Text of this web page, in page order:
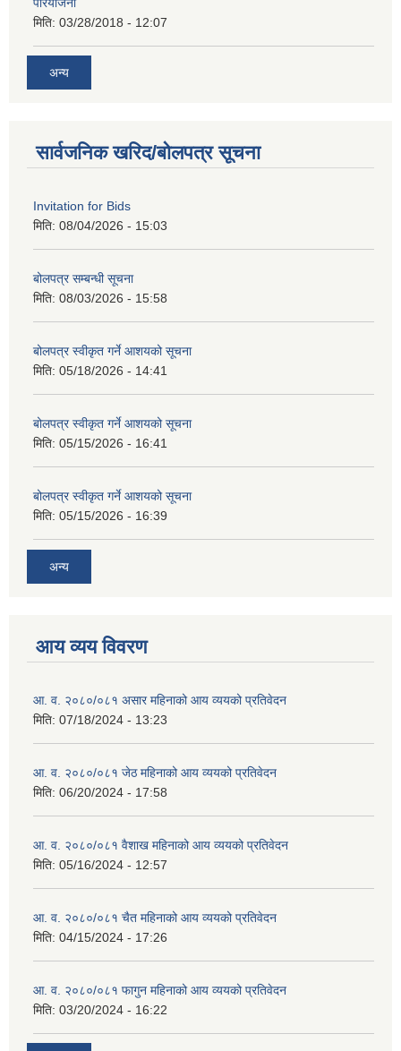
मिति: 03/28/2018 - 12:07
अन्य
सार्वजनिक खरिद/बोलपत्र सूचना
Invitation for Bids
मिति: 08/04/2026 - 15:03
बोलपत्र सम्बन्धी सूचना
मिति: 08/03/2026 - 15:58
बोलपत्र स्वीकृत गर्ने आशयको सूचना
मिति: 05/18/2026 - 14:41
बोलपत्र स्वीकृत गर्ने आशयको सूचना
मिति: 05/15/2026 - 16:41
बोलपत्र स्वीकृत गर्ने आशयको सूचना
मिति: 05/15/2026 - 16:39
अन्य
आय व्यय विवरण
आ. व. २०८०/०८१ असार महिनाको आय व्ययको प्रतिवेदन
मिति: 07/18/2024 - 13:23
आ. व. २०८०/०८१ जेठ महिनाको आय व्ययको प्रतिवेदन
मिति: 06/20/2024 - 17:58
आ. व. २०८०/०८१ वैशाख महिनाको आय व्ययको प्रतिवेदन
मिति: 05/16/2024 - 12:57
आ. व. २०८०/०८१ चैत महिनाको आय व्ययको प्रतिवेदन
मिति: 04/15/2024 - 17:26
आ. व. २०८०/०८१ फागुन महिनाको आय व्ययको प्रतिवेदन
मिति: 03/20/2024 - 16:22